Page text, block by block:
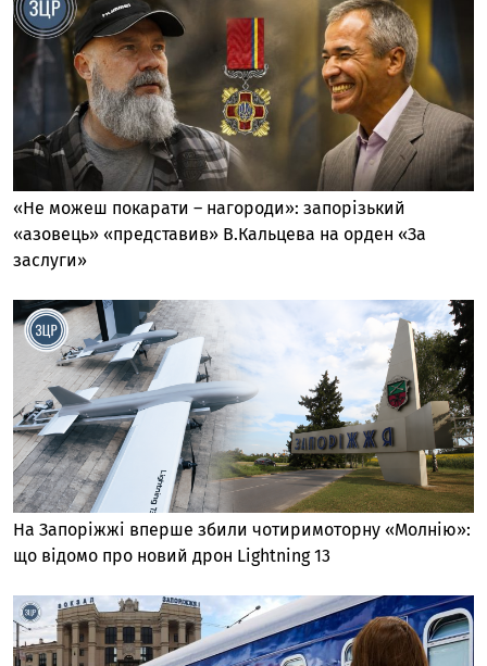
«Не можеш покарати – нагороди»: запорізький
«азовець» «представив» В.Кальцева на орден «За
заслуги»
На Запоріжжі вперше збили чотиримоторну «Молнію»:
що відомо про новий дрон Lightning 13